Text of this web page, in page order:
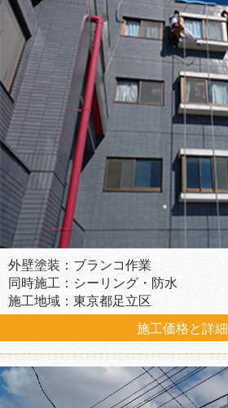
外壁塗装：ブランコ作業
同時施工：シーリング・防水
施工地域：東京都足立区
施工価格と詳細